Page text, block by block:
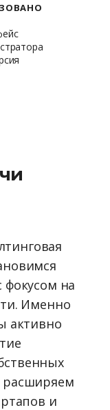
фокусом на
Именно
активно
расширяем
и